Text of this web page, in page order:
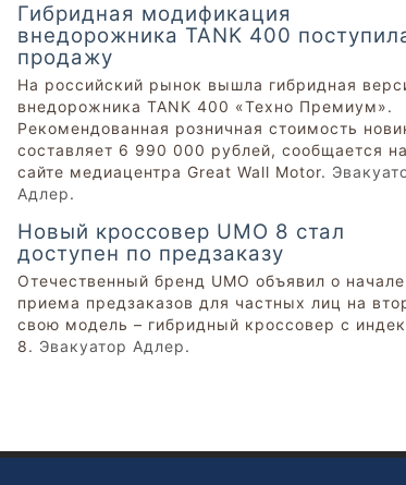
Гибридная модификация
внедорожника TANK 400
продажу
На российский рынок вышла гибридная
внедорожника TANK 400 «Техно Премиум».
Рекомендованная розничная стоимость
составляет 6 990 000 рублей, сообщается на
сайте медиацентра Great Wall Motor.
Адлер.
Новый кроссовер UMO 8 стал
доступен по предзаказу
Отечественный бренд UMO объявил о начале
приема предзаказов для частных лиц на
свою модель – гибридный кроссовер с
8. Эвакуатор Адлер.